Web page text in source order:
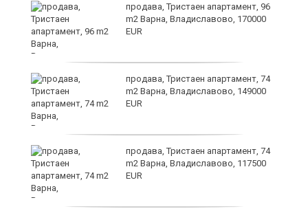
продава, Тристаен апартамент, 96
m2 Варна, Владиславово, 170000
EUR
продава, Тристаен апартамент, 74
m2 Варна, Владиславово, 149000
EUR
продава, Тристаен апартамент, 74
m2 Варна, Владиславово, 117500
EUR